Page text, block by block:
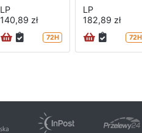
LP
140,89 zł
72H
LP
182,89 zł
72H